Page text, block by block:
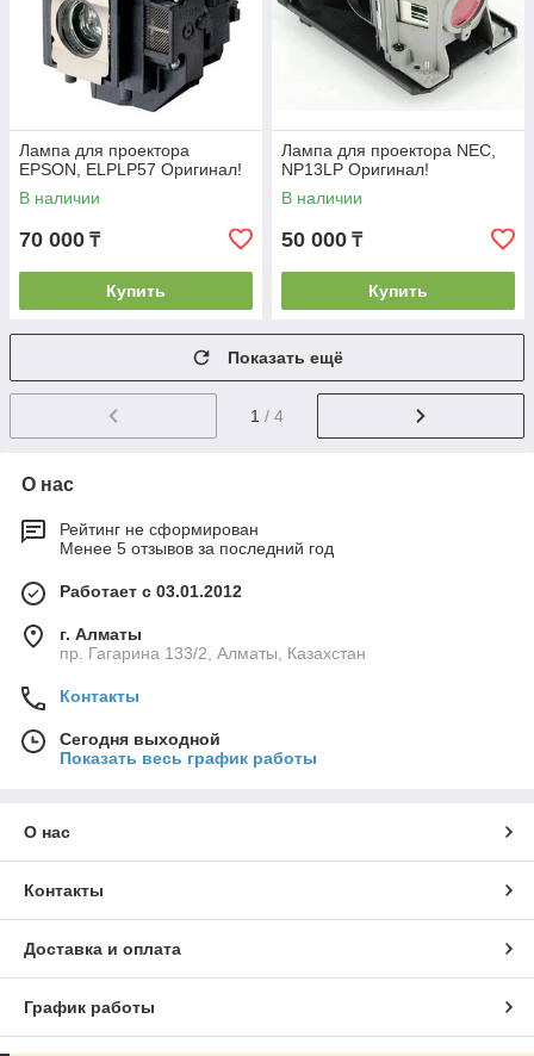
Лампа для проектора
EPSON, ELPLP57 Оригинал!
В наличии
70 000 ₸
Купить
Лампа для проектора NEC,
NP13LP Оригинал!
В наличии
50 000 ₸
Купить
Показать ещё
1 / 4
О нас
Рейтинг не сформирован
Менее 5 отзывов за последний год
Работает с 03.01.2012
г. Алматы
пр. Гагарина 133/2, Алматы, Казахстан
Контакты
Сегодня выходной
Показать весь график работы
О нас
Контакты
Доставка и оплата
График работы